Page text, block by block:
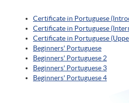
Certificate in Portuguese
Certificate in Portuguese
Certificate in Portuguese
Beginners' Portuguese
Beginners' Portuguese 2
Beginners' Portuguese 3
Beginners' Portuguese 4